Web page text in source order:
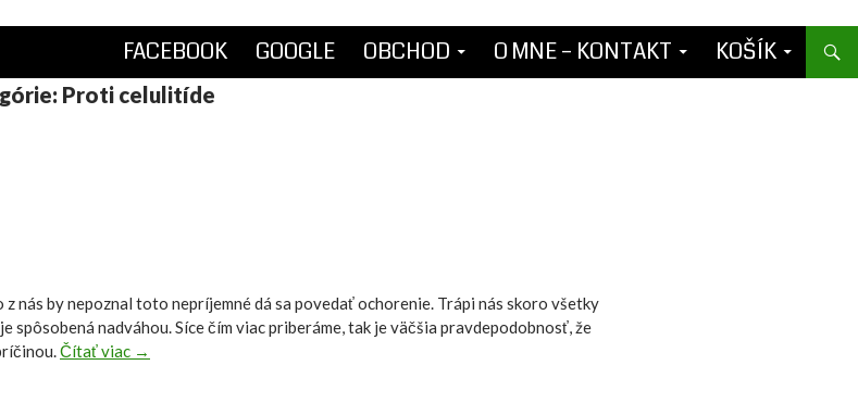
FACEBOOK GOOGLE OBCHOD O MNE – KONTAKT KOŠÍK
Proti celulitíde
nás by nepoznal toto nepríjemné dá sa povedať ochorenie. Trápi nás skoro všetky
spôsobená nadváhou. Síce čím viac priberáme, tak je väčšia pravdepodobnosť, že
Čítať viac →